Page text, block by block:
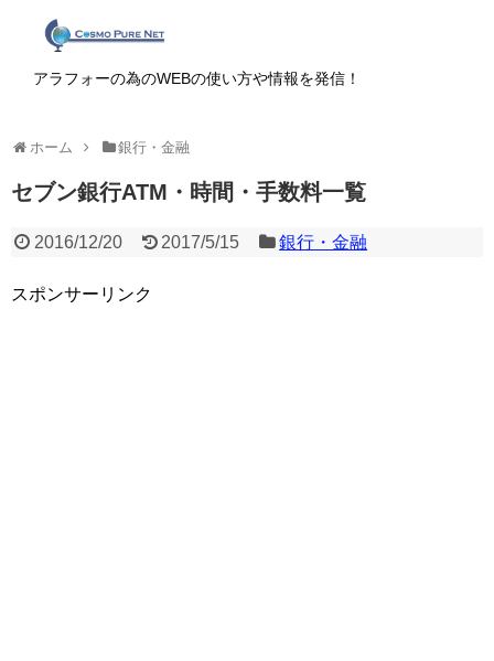
アラフォーの為のWEBの使い方や情報を発信！
ホーム 銀行・金融
セブン銀行ATM・時間・手数料一覧
2016/12/20 2017/5/15 銀行・金融
スポンサーリンク